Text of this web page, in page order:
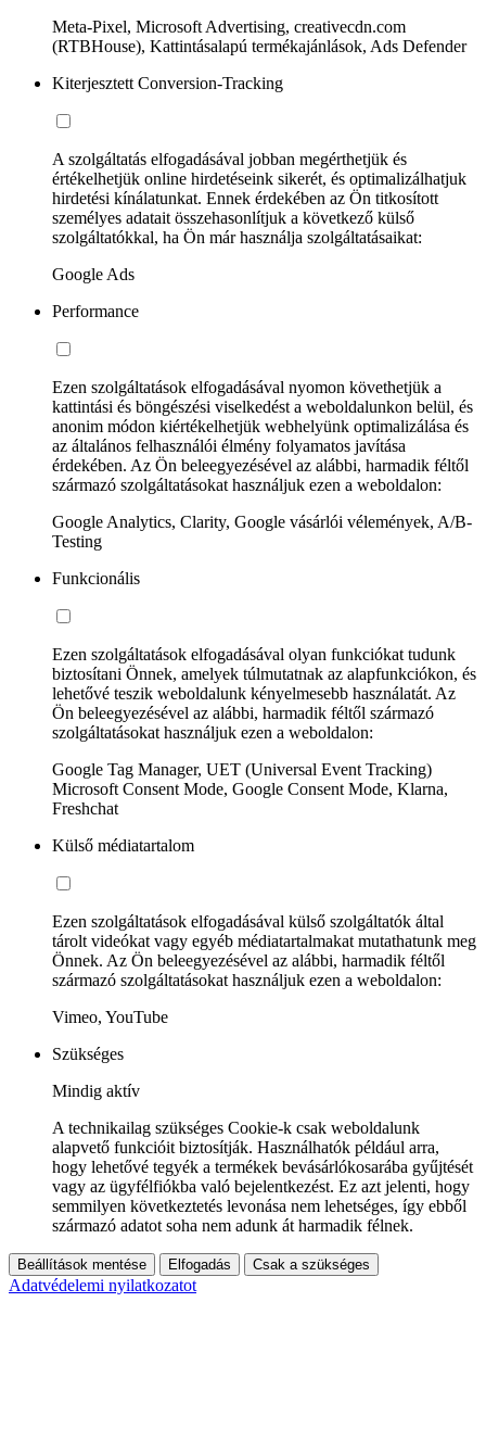
Meta-Pixel, Microsoft Advertising, creativecdn.com
(RTBHouse), Kattintásalapú termékajánlások, Ads Defender
Kiterjesztett Conversion-Tracking
A szolgáltatás elfogadásával jobban megérthetjük és
értékelhetjük online hirdetéseink sikerét, és optimalizálhatjuk
hirdetési kínálatunkat. Ennek érdekében az Ön titkosított
személyes adatait összehasonlítjuk a következő külső
szolgáltatókkal, ha Ön már használja szolgáltatásaikat:
Google Ads
Performance
Ezen szolgáltatások elfogadásával nyomon követhetjük a
kattintási és böngészési viselkedést a weboldalunkon belül, és
anonim módon kiértékelhetjük webhelyünk optimalizálása és
az általános felhasználói élmény folyamatos javítása
érdekében. Az Ön beleegyezésével az alábbi, harmadik féltől
származó szolgáltatásokat használjuk ezen a weboldalon:
Google Analytics, Clarity, Google vásárlói vélemények, A/B-
Testing
Funkcionális
Ezen szolgáltatások elfogadásával olyan funkciókat tudunk
biztosítani Önnek, amelyek túlmutatnak az alapfunkciókon, és
lehetővé teszik weboldalunk kényelmesebb használatát. Az
Ön beleegyezésével az alábbi, harmadik féltől származó
szolgáltatásokat használjuk ezen a weboldalon:
Google Tag Manager, UET (Universal Event Tracking)
Microsoft Consent Mode, Google Consent Mode, Klarna,
Freshchat
Külső médiatartalom
Ezen szolgáltatások elfogadásával külső szolgáltatók által
tárolt videókat vagy egyéb médiatartalmakat mutathatunk meg
Önnek. Az Ön beleegyezésével az alábbi, harmadik féltől
származó szolgáltatásokat használjuk ezen a weboldalon:
Vimeo, YouTube
Szükséges
Mindig aktív
A technikailag szükséges Cookie-k csak weboldalunk
alapvető funkcióit biztosítják. Használhatók például arra,
hogy lehetővé tegyék a termékek bevásárlókosarába gyűjtését
vagy az ügyfélfiókba való bejelentkezést. Ez azt jelenti, hogy
semmilyen következtetés levonása nem lehetséges, így ebből
származó adatot soha nem adunk át harmadik félnek.
Beállítások mentése Elfogadás Csak a szükséges
Adatvédelemi nyilatkozatot